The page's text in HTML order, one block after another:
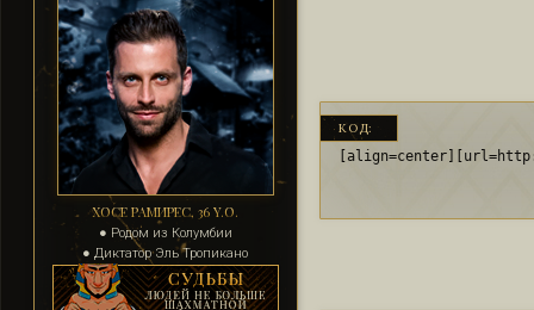
ХОСЕ РАМИРЕС, 36 Y.O.
● Родом из Колумбии
● Диктатор Эль Тропикано
КОД: